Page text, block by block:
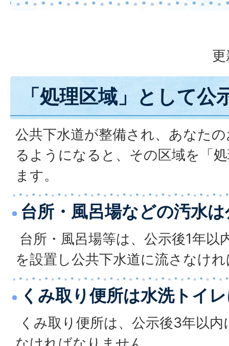
「処理区域」として公
公共下水道が整備され、あなた
るようになると、その区域を「
ます。
台所・風呂場などの汚水
台所・風呂場等は、公示後1年以
を設置し公共下水道に流さなけ
くみ取り便所は水洗トイ
くみ取り便所は、公示後3年以